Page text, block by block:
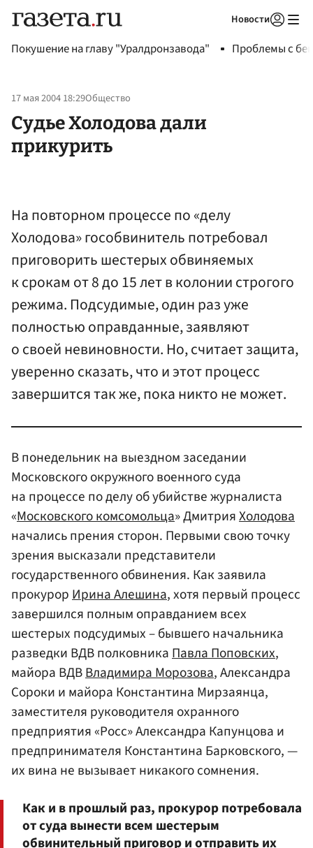
Новости
Покушение на главу "Уралдронзавода" Проблемы с
17 мая 2004 18:29Общество
Судье Холодова дали
прикурить
На повторном процессе по «делу
Холодова» гособвинитель потребовал
приговорить шестерых обвиняемых
к срокам от 8 до 15 лет в колонии строгого
режима. Подсудимые, один раз уже
полностью оправданные, заявляют
о своей невиновности. Но, считает защита,
уверенно сказать, что и этот процесс
завершится так же, пока никто не может.
В понедельник на выездном заседании
Московского окружного военного суда
на процессе по делу об убийстве журналиста
«Московского комсомольца» ДмитрияХолодова
начались прения сторон. Первыми свою точку
зрения высказали представители
государственного обвинения. Как заявила
прокурор Ирина Алешина, хотя первый процесс
завершился полным оправданием всех
шестерых подсудимых – бывшего начальника
разведки ВДВ полковника Павла Поповских,
майора ВДВВладимира Морозова, Александра
Сороки и майора Константина Мирзаянца,
заместителя руководителя охранного
предприятия «Росс» Александра Капунцова и
предпринимателя Константина Барковского, —
их вина не вызывает никакого сомнения.
Как и в прошлый раз, прокурор потребовала
от суда вынести всем шестерым
обвинительный приговор и отправить их